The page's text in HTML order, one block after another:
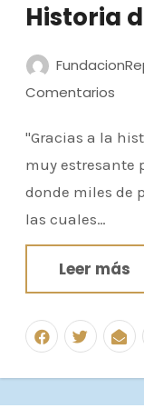
Historia
Comentarios
"Gracias a la historia del caballo, recordé que fue
muy estresante
donde miles de
las cuales…
Leer más